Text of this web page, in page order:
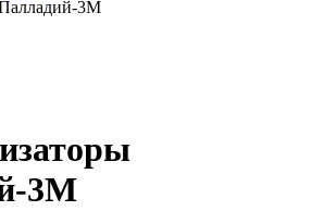
Палладий-3М
3М